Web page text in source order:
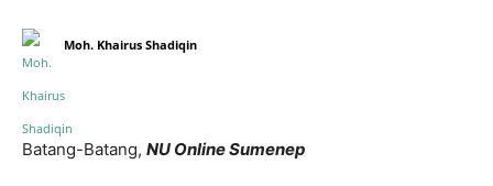
Moh. Khairus Shadiqin
Batang-Batang, NU Online Sumenep